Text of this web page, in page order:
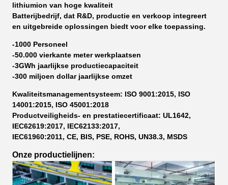
lithiumion van hoge kwaliteit
Batterijbedrijf, dat R&D, productie en verkoop integreert
en uitgebreide oplossingen biedt voor elke toepassing.
-1000 Personeel
-50.000 vierkante meter werkplaatsen
-3GWh jaarlijkse productiecapaciteit
-300 miljoen dollar jaarlijkse omzet
Kwaliteitsmanagementsysteem: ISO 9001:2015, ISO
14001:2015, ISO 45001:2018
Productveiligheids- en prestatiecertificaat: UL1642,
IEC62619:2017, IEC62133:2017,
IEC61960:2011, CE, BIS, PSE, ROHS, UN38.3, MSDS
Onze productielijnen: